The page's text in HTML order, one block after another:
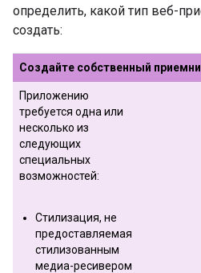
определить, какой тип веб-
создать:
Создайте собственный
Приложению
требуется одна или
несколько из
следующих
специальных
возможностей:
Стилизация, не
предоставляемая
стилизованным
медиа-ресивером